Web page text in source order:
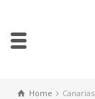
Home